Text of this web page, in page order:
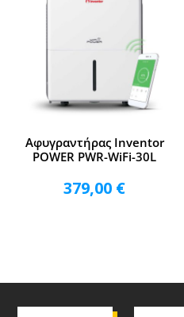
Αφυγραντήρας Inventor
POWER PWR-WiFi-30L
379,00 €